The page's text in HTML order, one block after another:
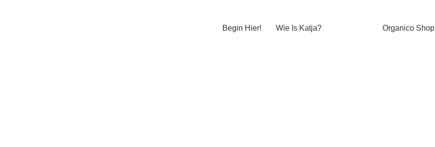
Begin Hier! Wie Is Katja? Organico Shop